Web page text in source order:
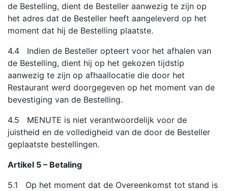
de Bestelling, dient de Besteller aanwezig te zijn op
het adres dat de Besteller heeft aangeleverd op het
moment dat hij de Bestelling plaatste.
4.4 Indien de Besteller opteert voor het afhalen van
de Bestelling, dient hij op het gekozen tijdstip
aanwezig te zijn op afhaallocatie die door het
Restaurant werd doorgegeven op het moment van de
bevestiging van de Bestelling.
4.5 MENUTE is niet verantwoordelijk voor de
juistheid en de volledigheid van de door de Besteller
geplaatste bestellingen.
Artikel 5 – Betaling
5.1 Op het moment dat de Overeenkomst tot stand is